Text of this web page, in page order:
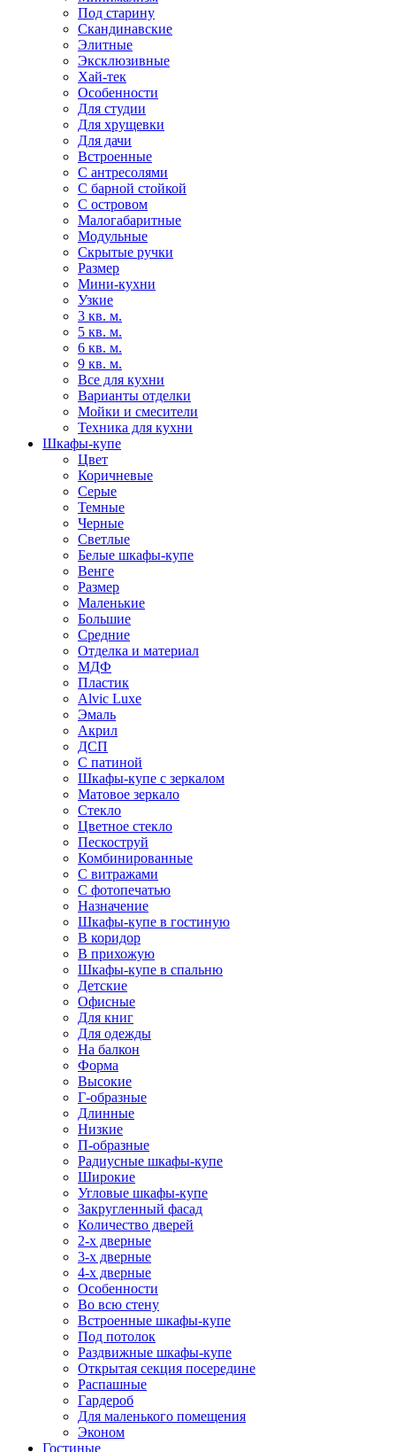
Под старину
Скандинавские
Элитные
Эксклюзивные
Хай-тек
Особенности
Для студии
Для хрущевки
Для дачи
Встроенные
С антресолями
С барной стойкой
С островом
Малогабаритные
Модульные
Скрытые ручки
Размер
Мини-кухни
Узкие
3 кв. м.
5 кв. м.
6 кв. м.
9 кв. м.
Все для кухни
Варианты отделки
Мойки и смесители
Техника для кухни
Шкафы-купе
Цвет
Коричневые
Серые
Темные
Черные
Светлые
Белые шкафы-купе
Венге
Размер
Маленькие
Большие
Средние
Отделка и материал
МДФ
Пластик
Alvic Luxe
Эмаль
Акрил
ДСП
С патиной
Шкафы-купе с зеркалом
Матовое зеркало
Стекло
Цветное стекло
Пескоструй
Комбинированные
С витражами
С фотопечатью
Назначение
Шкафы-купе в гостиную
В коридор
В прихожую
Шкафы-купе в спальню
Детские
Офисные
Для книг
Для одежды
На балкон
Форма
Высокие
Г-образные
Длинные
Низкие
П-образные
Радиусные шкафы-купе
Широкие
Угловые шкафы-купе
Закругленный фасад
Количество дверей
2-х дверные
3-х дверные
4-х дверные
Особенности
Во всю стену
Встроенные шкафы-купе
Под потолок
Раздвижные шкафы-купе
Открытая секция посередине
Распашные
Гардероб
Для маленького помещения
Эконом
Гостиные